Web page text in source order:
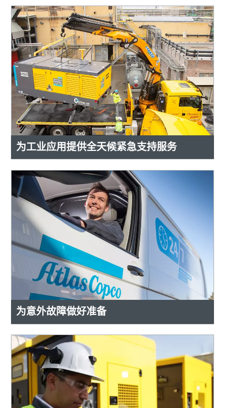
为工业应用提供全天候紧急支持服务
为意外故障做好准备